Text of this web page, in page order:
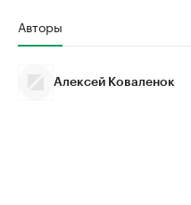
Авторы
Алексей Коваленок